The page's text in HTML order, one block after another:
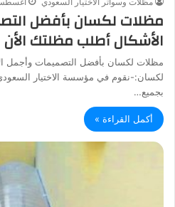
مظلات لكسان بأفضل
الأشكال أطلب مظلتك الأن
مظلات لكسان بأفضل التصميمات وأجمل
لكسان:-نقوم في مؤسسة الاختيار
بجميع…
أكمل القراءة »